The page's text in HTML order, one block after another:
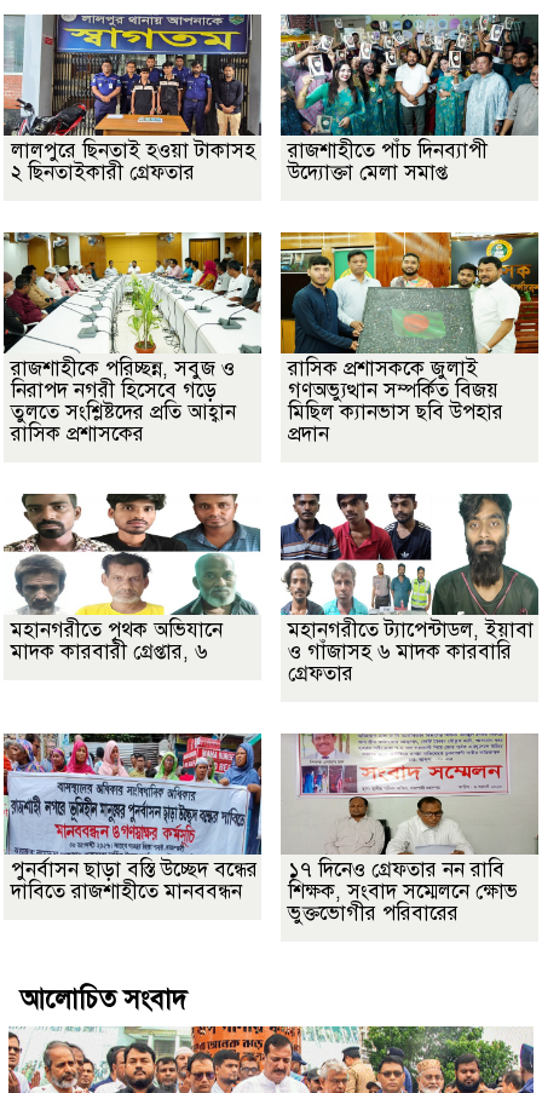
লালপুরে ছিনতাই হওয়া টাকাসহ
২ ছিনতাইকারী গ্রেফতার
রাজশাহীতে পাঁচ দিনব্যাপী
উদ্যোক্তা মেলা সমাপ্ত
রাজশাহীকে পরিচ্ছন্ন, সবুজ ও
নিরাপদ নগরী হিসেবে গড়ে
তুলতে সংশ্লিষ্টদের প্রতি আহ্বান
রাসিক প্রশাসকের
রাসিক প্রশাসককে জুলাই
গণঅভ্যুত্থান সম্পর্কিত বিজয়
মিছিল ক্যানভাস ছবি উপহার
প্রদান
মহানগরীতে পৃথক অভিযানে
মাদক কারবারী গ্রেপ্তার, ৬
মহানগরীতে ট্যাপেন্টাডল, ইয়াবা
ও গাঁজাসহ ৬ মাদক কারবারি
গ্রেফতার
পুনর্বাসন ছাড়া বস্তি উচ্ছেদ বন্ধের
দাবিতে রাজশাহীতে মানববন্ধন
১৭ দিনেও গ্রেফতার নন রাবি
শিক্ষক, সংবাদ সম্মেলনে ক্ষোভ
ভুক্তভোগীর পরিবারের
আলোচিত সংবাদ